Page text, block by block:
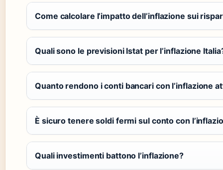
Come calcolare l’impatto dell’inflazione sui
Quali sono le previsioni Istat per l’inflazione
Quanto rendono i conti bancari con l’inflazione
È sicuro tenere soldi fermi sul conto con
Quali investimenti battono l’inflazione?